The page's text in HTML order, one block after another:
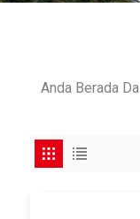
Anda Berada